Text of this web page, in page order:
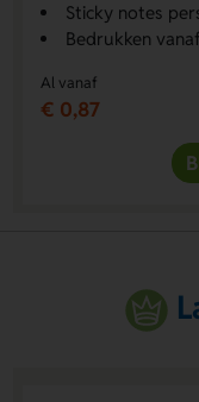
Sticky notes
Bedrukken
Al vanaf
€ 0,87